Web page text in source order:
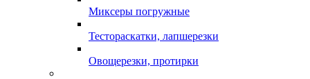
Миксеры погружные
Тестораскатки, лапшерезки
Овощерезки, протирки